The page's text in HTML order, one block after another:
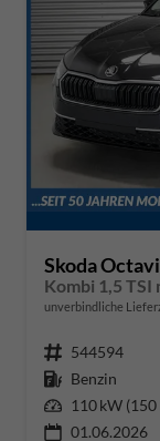
Skoda
Kombi 1,5 TSI
unverbindliche
Fahrzeugnr. 544594
Kraftstoff Benzin
Leistung 110 kW (150
01.06.2026